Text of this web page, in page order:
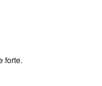
forte.